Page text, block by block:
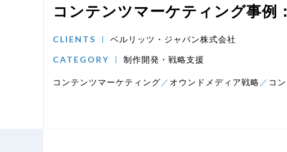
コンテンツマーケティング事例
CLIENTS ベルリッツ・ジャパン株式会社
CATEGORY 制作開発・戦略支援
コンテンツマーケティング オウンドメディア戦略 コ